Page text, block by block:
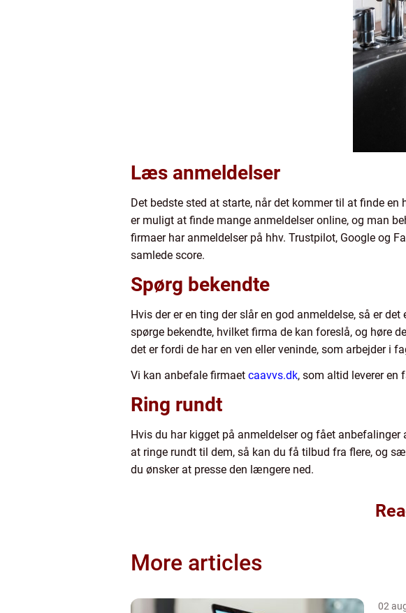
Læs anmeldelser
Det bedste sted at starte, når det kommer til at finde
er muligt at finde mange anmeldelser online, og man
firmaer har anmeldelser på hhv. Trustpilot, Google og
samlede score.
Spørg bekendte
Hvis der er en ting der slår en god anmeldelse, så er
spørge bekendte, hvilket firma de kan foreslå, og høre
det er fordi de har en ven eller veninde, som arbejder i
Vi kan anbefale firmaet caavvs.dk, som altid leverer en
Ring rundt
Hvis du har kigget på anmeldelser og fået
at ringe rundt til dem, så kan du få tilbud fra flere, og
du ønsker at presse den længere ned.
More articles
02